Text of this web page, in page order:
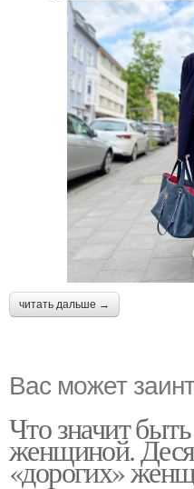
читать дальше →
Вас может
Что значит
женщиной.
«дорогих»